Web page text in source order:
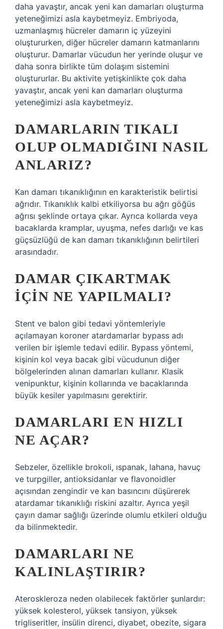
daha yavaştır, ancak yeni kan damarları oluşturma
yeteneğimizi asla kaybetmeyiz. Embriyoda,
uzmanlaşmış hücreler damarın iç yüzeyini
oluştururken, diğer hücreler damarın katmanlarını
oluşturur. Damarlar vücudun her yerinde oluşur ve
daha sonra birlikte tüm dolaşım sistemini
oluştururlar. Bu aktivite yetişkinlikte çok daha
yavaştır, ancak yeni kan damarları oluşturma
yeteneğimizi asla kaybetmeyiz.
DAMARLARIN TIKALI
OLUP OLMADIĞINI NASIL
ANLARIZ?
Kan damarı tıkanıklığının en karakteristik belirtisi
ağrıdır. Tıkanıklık kalbi etkiliyorsa bu ağrı göğüs
ağrısı şeklinde ortaya çıkar. Ayrıca kollarda veya
bacaklarda kramplar, uyuşma, nefes darlığı ve kas
güçsüzlüğü de kan damarı tıkanıklığının belirtileri
arasındadır.
DAMAR ÇIKARTMAK
IÇIN NE YAPILMALI?
Stent ve balon gibi tedavi yöntemleriyle
açılamayan koroner atardamarlar bypass adı
verilen bir işlemle tedavi edilir. Bypass yöntemi,
kişinin kol veya bacak gibi vücudunun diğer
bölgelerinden alınan damarları kullanır. Klasik
venipunktur, kişinin kollarında ve bacaklarında
büyük kesiler yapılmasını gerektirir.
DAMARLARI EN HIZLI
NE AÇAR?
Sebzeler, özellikle brokoli, ıspanak, lahana, havuç
ve turpgiller, antioksidanlar ve flavonoidler
açısından zengindir ve kan basıncını düşürerek
atardamar tıkanıklığı riskini azaltır. Ayrıca yeşil
çayın damar sağlığı üzerinde olumlu etkileri olduğu
da bilinmektedir.
DAMARLARI NE
KALINLAŞTIRIR?
Ateroskleroza neden olabilecek faktörler şunlardır:
yüksek kolesterol, yüksek tansiyon, yüksek
trigliseritler, insülin direnci, diyabet, obezite, sigara